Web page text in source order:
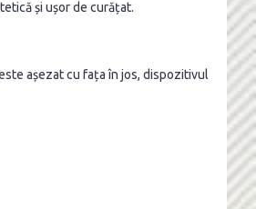
și ușor de curățat.
așezat cu fața în jos, dispozitivul